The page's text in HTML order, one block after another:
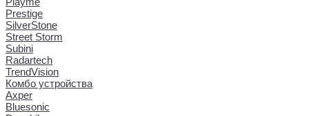
Prestige
SilverStone
Street Storm
Subini
Radartech
TrendVision
Комбо устройства
Axper
Bluesonic